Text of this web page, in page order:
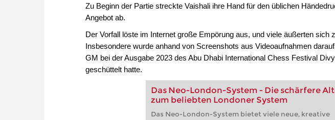
Zu Beginn der Partie streckte Vaishali ihre Hand für den üblichen
Angebot ab.
Der Vorfall löste im Internet große Empörung aus, und viele äußerten sich
Insbesondere wurde anhand von Screenshots aus Videoaufnahmen
GM bei der Ausgabe 2023 des Abu Dhabi International Chess Festival
geschüttelt hatte.
Das Neo-London-System - Die schärfere
zum beliebten Londoner System
Das Neo-London-System bietet viele neue, kreative